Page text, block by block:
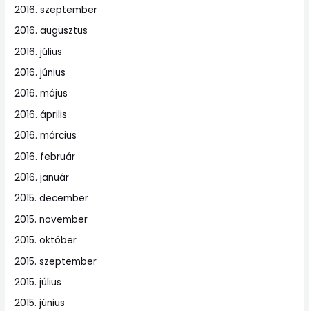
2016. szeptember
2016. augusztus
2016. július
2016. június
2016. május
2016. április
2016. március
2016. február
2016. január
2015. december
2015. november
2015. október
2015. szeptember
2015. július
2015. június